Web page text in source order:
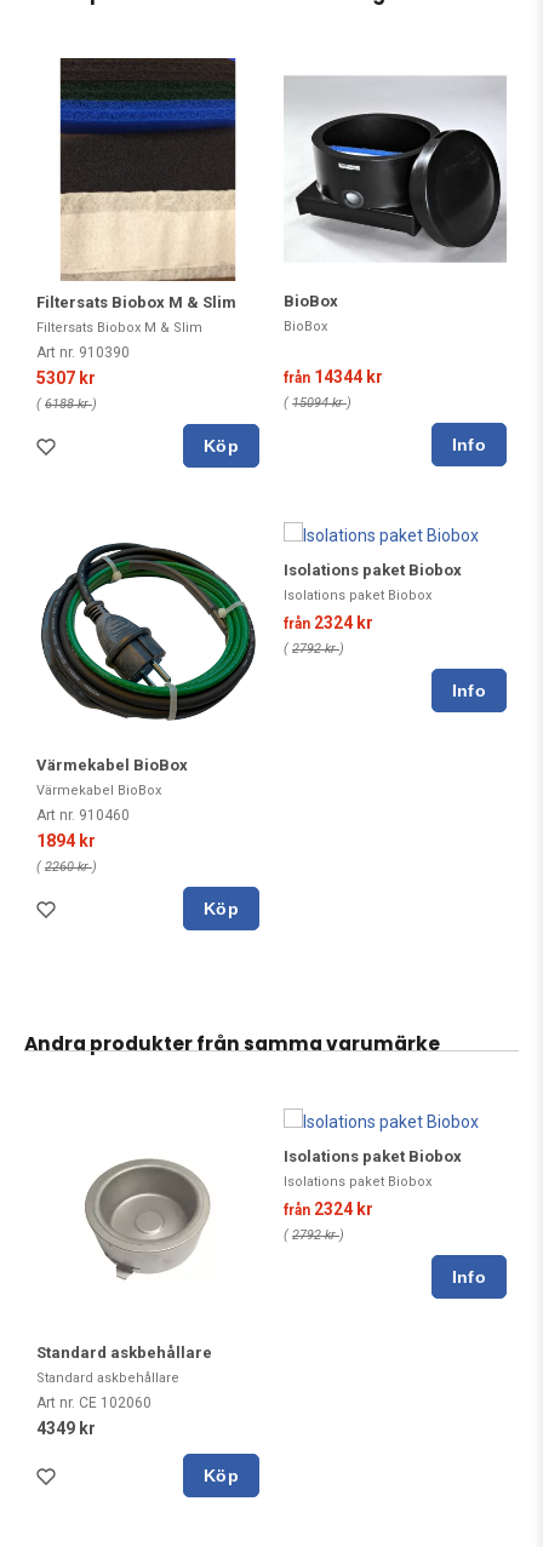
Filtersats Biobox M & Slim
Filtersats Biobox M & Slim
Art nr. 910390
5307 kr
( 6188 kr)
Köp
BioBox
BioBox
från 14344 kr
( 15094 kr)
Värmekabel BioBox
Värmekabel BioBox
Art nr. 910460
1894 kr
( 2260 kr)
Köp
Isolations paket Biobox
Isolations paket Biobox
från 2324 kr
( 2792 kr)
Andra produkter från samma varumärke
Standard askbehållare
Standard askbehållare
Art nr. CE 102060
4349 kr
Köp
Isolations paket Biobox
Isolations paket Biobox
från 2324 kr
( 2792 kr)